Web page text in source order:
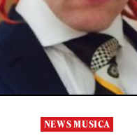
NEWS MUSICA